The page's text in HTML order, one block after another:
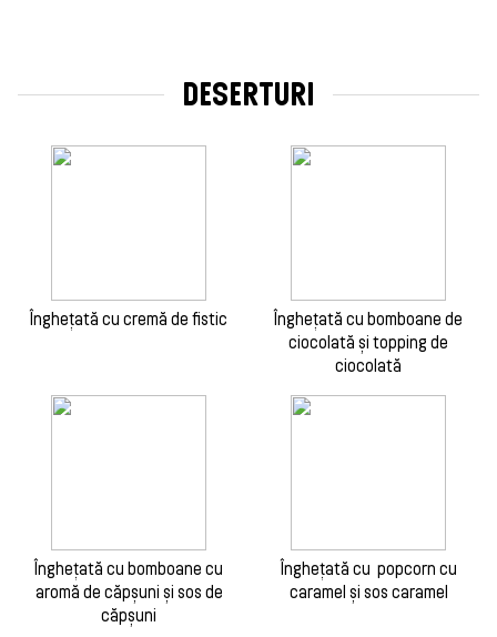
DESERTURI
Înghețată cu cremă de fistic
Înghețată cu bomboane de
ciocolată și topping de
ciocolată
Înghețată cu bomboane cu
aromă de căpșuni și sos de
căpșuni
Înghețată cu popcorn cu
caramel și sos caramel